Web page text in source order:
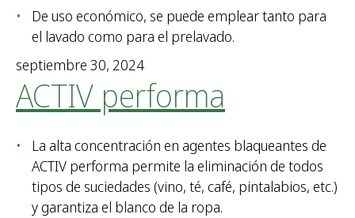
De uso económico, se puede emplear tanto para
el lavado como para el prelavado.
septiembre 30, 2024
ACTIV performa
La alta concentración en agentes blaqueantes de
ACTIV performa permite la eliminación de todos
tipos de suciedades (vino, té, café, pintalabios, etc.)
y garantiza el blanco de la ropa.